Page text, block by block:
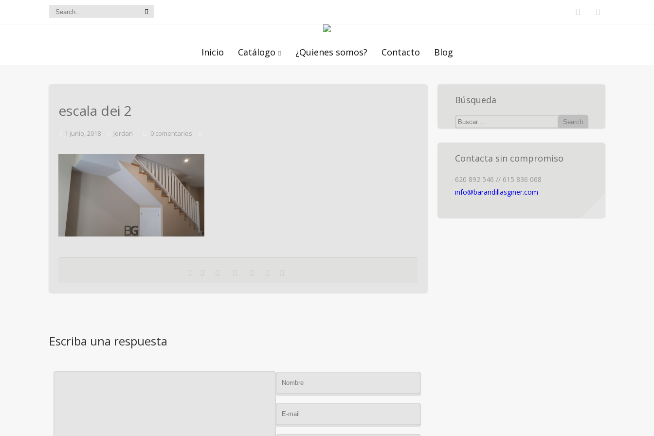
Inicio Catálogo ¿Quienes somos? Contacto Blog
escala dei 2
1 junio, 2018 Jordan 0 comentarios
Escriba una respuesta
Búsqueda
Contacta sin compromiso
620 892 546 // 615 836 068
info@barandillasginer.com